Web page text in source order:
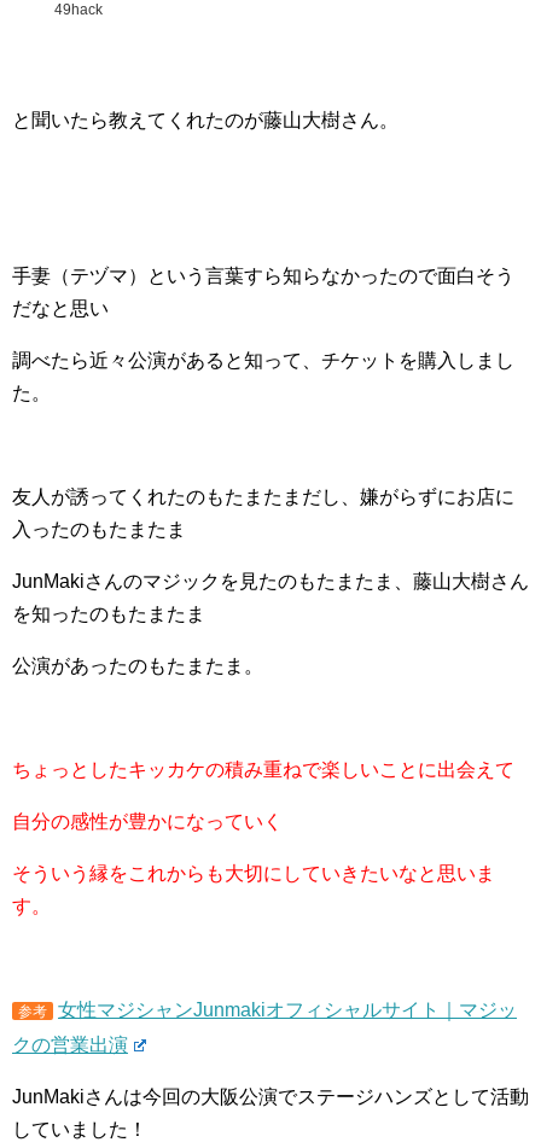
49hack
と聞いたら教えてくれたのが藤山大樹さん。
手妻（テヅマ）という言葉すら知らなかったので面白そう
だなと思い
調べたら近々公演があると知って、チケットを購入しまし
た。
友人が誘ってくれたのもたまたまだし、嫌がらずにお店に
入ったのもたまたま
JunMakiさんのマジックを見たのもたまたま、藤山大樹さん
を知ったのもたまたま
公演があったのもたまたま。
ちょっとしたキッカケの積み重ねで楽しいことに出会えて
自分の感性が豊かになっていく
そういう縁をこれからも大切にしていきたいなと思いま
す。
参考
女性マジシャンJunmakiオフィシャルサイト｜マジッ
クの営業出演
JunMakiさんは今回の大阪公演でステージハンズとして活動
していました！